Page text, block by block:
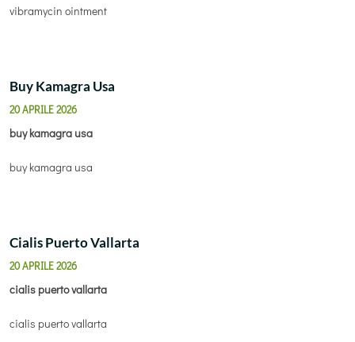
vibramycin ointment
Buy Kamagra Usa
20 APRILE 2026
buy kamagra usa
buy kamagra usa
Cialis Puerto Vallarta
20 APRILE 2026
cialis puerto vallarta
cialis puerto vallarta